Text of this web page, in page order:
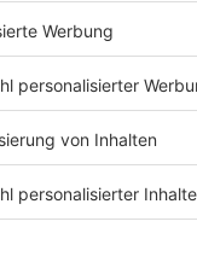
genau das.
aha-zehn-
Podcast.html